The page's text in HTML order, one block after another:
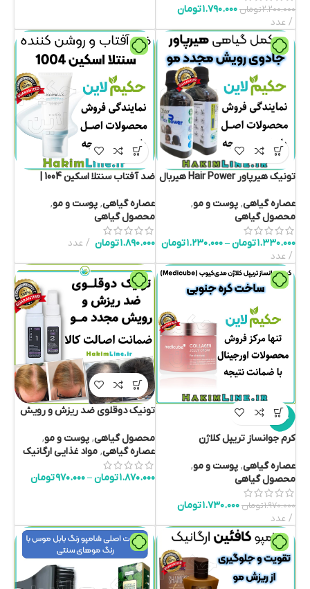
۲.۲۰۰.۰۰۰تومان۱.۷۹۰.۰۰۰تومان
عدد
تونیک هیرپاور Hair Power هیربال
(نمایندگی فروش حکیم لاین)
عصاره گیاهی, پوست و مو,
محصول گیاهی
۱.۳۳۰.۰۰۰تومان–۱.۲۳۰.۰۰۰تومان
عدد
پوست (ضمانت اصالت کالا)
عصاره گیاهی, پوست و مو,
محصول گیاهی
۱.۸۹۰.۰۰۰تومان عدد
حراج
کرم جوانساز تریپل کلاژن
ساخت کره جنوبی
عصاره گیاهی, پوست و مو,
محصول گیاهی
۱.۹۷۰.۰۰۰تومان۱.۷۳۰.۰۰۰تومان
عدد
تونیک دوقلوی ضد ریزش و رویش
(نمایندگی اصلی فروش)
محصول گیاهی, پوست و مو,
عصاره گیاهی, مواد غذایی ارگانیک
۱.۸۷۰.۰۰۰تومان–۹۷۰.۰۰۰تومان